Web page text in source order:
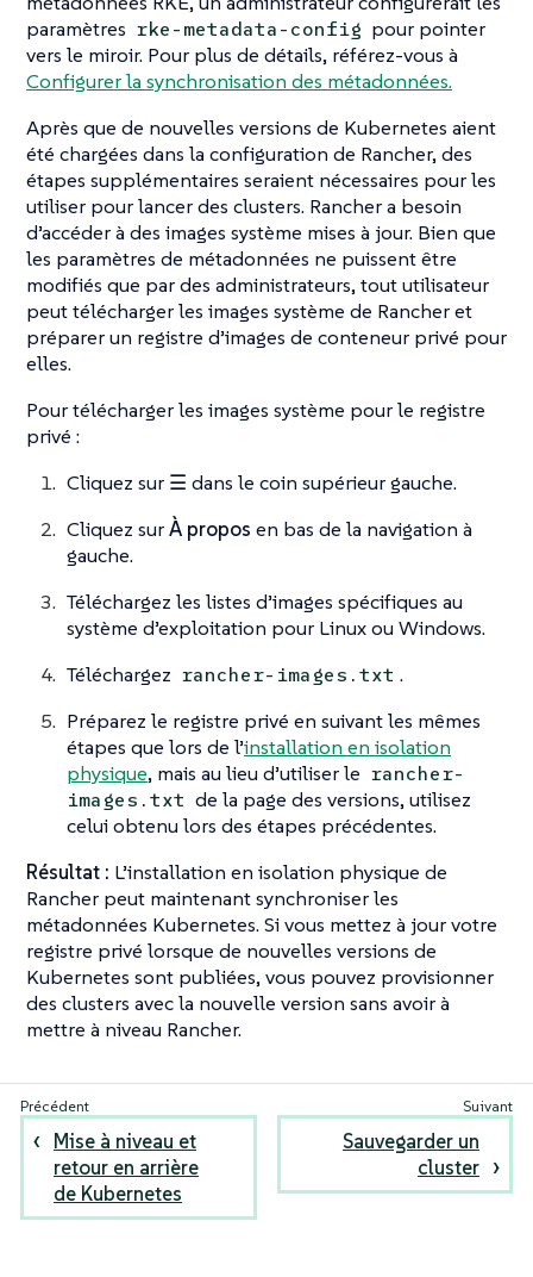
paramètres rke-metadata-config pour pointer
vers le miroir. Pour plus de détails, référez-vous à
Configurer la synchronisation des métadonnées.
Après que de nouvelles versions de Kubernetes aient
été chargées dans la configuration de Rancher, des
étapes supplémentaires seraient nécessaires pour les
utiliser pour lancer des clusters. Rancher a besoin
d’accéder à des images système mises à jour. Bien que
les paramètres de métadonnées ne puissent être
modifiés que par des administrateurs, tout utilisateur
peut télécharger les images système de Rancher et
préparer un registre d’images de conteneur privé pour
elles.
Pour télécharger les images système pour le registre
privé :
Cliquez sur ☰ dans le coin supérieur gauche.
Cliquez surÀ propos en bas de la navigation à
gauche.
Téléchargez les listes d’images spécifiques au
système d’exploitation pour Linux ou Windows.
Téléchargez rancher-images.txt .
Préparez le registre privé en suivant les mêmes
étapes que lors de l’installation en isolation
physique, mais au lieu d’utiliser le rancher-
images.txt de la page des versions, utilisez
celui obtenu lors des étapes précédentes.
Résultat : L’installation en isolation physique de
Rancher peut maintenant synchroniser les
métadonnées Kubernetes. Si vous mettez à jour votre
registre privé lorsque de nouvelles versions de
Kubernetes sont publiées, vous pouvez provisionner
des clusters avec la nouvelle version sans avoir à
mettre à niveau Rancher.
Mise à niveau et
retour en arrière
de Kubernetes
Sauvegarder un
cluster